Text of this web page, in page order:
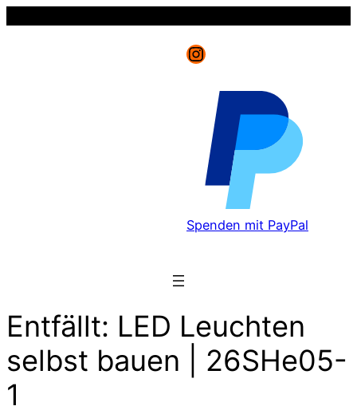
Instagram
Spenden mit PayPal
Entfällt: LED Leuchten
selbst bauen | 26SHe05-
1